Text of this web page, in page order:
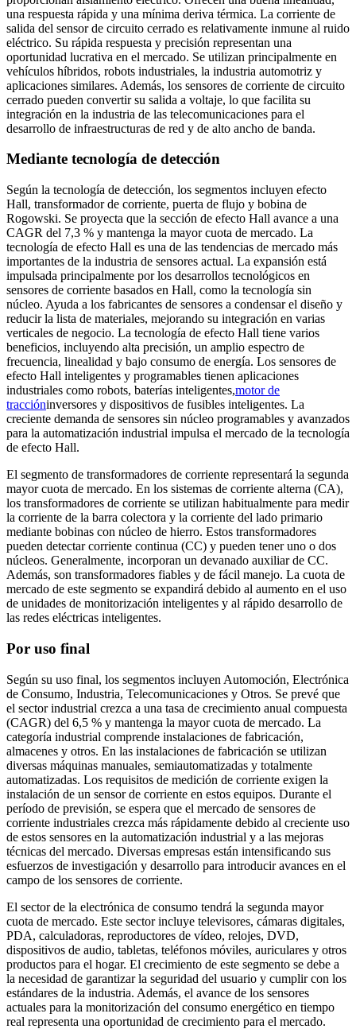
una respuesta rápida y una mínima deriva térmica. La corriente de
salida del sensor de circuito cerrado es relativamente inmune al ruido
eléctrico. Su rápida respuesta y precisión representan una
oportunidad lucrativa en el mercado. Se utilizan principalmente en
vehículos híbridos, robots industriales, la industria automotriz y
aplicaciones similares. Además, los sensores de corriente de circuito
cerrado pueden convertir su salida a voltaje, lo que facilita su
integración en la industria de las telecomunicaciones para el
desarrollo de infraestructuras de red y de alto ancho de banda.
Mediante tecnología de detección
Según la tecnología de detección, los segmentos incluyen efecto
Hall, transformador de corriente, puerta de flujo y bobina de
Rogowski. Se proyecta que la sección de efecto Hall avance a una
CAGR del 7,3 % y mantenga la mayor cuota de mercado. La
tecnología de efecto Hall es una de las tendencias de mercado más
importantes de la industria de sensores actual. La expansión está
impulsada principalmente por los desarrollos tecnológicos en
sensores de corriente basados ​​en Hall, como la tecnología sin
núcleo. Ayuda a los fabricantes de sensores a condensar el diseño y
reducir la lista de materiales, mejorando su integración en varias
verticales de negocio. La tecnología de efecto Hall tiene varios
beneficios, incluyendo alta precisión, un amplio espectro de
frecuencia, linealidad y bajo consumo de energía. Los sensores de
efecto Hall inteligentes y programables tienen aplicaciones
industriales como robots, baterías inteligentes,motor de
traccióninversores y dispositivos de fusibles inteligentes. La
creciente demanda de sensores sin núcleo programables y avanzados
para la automatización industrial impulsa el mercado de la tecnología
de efecto Hall.
El segmento de transformadores de corriente representará la segunda
mayor cuota de mercado. En los sistemas de corriente alterna (CA),
los transformadores de corriente se utilizan habitualmente para medir
la corriente de la barra colectora y la corriente del lado primario
mediante bobinas con núcleo de hierro. Estos transformadores
pueden detectar corriente continua (CC) y pueden tener uno o dos
núcleos. Generalmente, incorporan un devanado auxiliar de CC.
Además, son transformadores fiables y de fácil manejo. La cuota de
mercado de este segmento se expandirá debido al aumento en el uso
de unidades de monitorización inteligentes y al rápido desarrollo de
las redes eléctricas inteligentes.
Por uso final
Según su uso final, los segmentos incluyen Automoción, Electrónica
de Consumo, Industria, Telecomunicaciones y Otros. Se prevé que
el sector industrial crezca a una tasa de crecimiento anual compuesta
(CAGR) del 6,5 % y mantenga la mayor cuota de mercado. La
categoría industrial comprende instalaciones de fabricación,
almacenes y otros. En las instalaciones de fabricación se utilizan
diversas máquinas manuales, semiautomatizadas y totalmente
automatizadas. Los requisitos de medición de corriente exigen la
instalación de un sensor de corriente en estos equipos. Durante el
período de previsión, se espera que el mercado de sensores de
corriente industriales crezca más rápidamente debido al creciente uso
de estos sensores en la automatización industrial y a las mejoras
técnicas del mercado. Diversas empresas están intensificando sus
esfuerzos de investigación y desarrollo para introducir avances en el
campo de los sensores de corriente.
El sector de la electrónica de consumo tendrá la segunda mayor
cuota de mercado. Este sector incluye televisores, cámaras digitales,
PDA, calculadoras, reproductores de vídeo, relojes, DVD,
dispositivos de audio, tabletas, teléfonos móviles, auriculares y otros
productos para el hogar. El crecimiento de este segmento se debe a
la necesidad de garantizar la seguridad del usuario y cumplir con los
estándares de la industria. Además, el avance de los sensores
actuales para la monitorización del consumo energético en tiempo
real representa una oportunidad de crecimiento para el mercado.